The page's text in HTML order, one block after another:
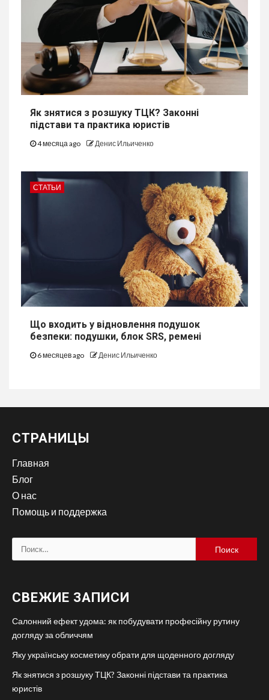
Як знятися з розшуку ТЦК? Законні
підстави та практика юристів
4 месяца ago Денис Ильиченко
СТАТЬИ
Що входить у відновлення подушок
безпеки: подушки, блок SRS, ремені
6 месяцев ago Денис Ильиченко
СТРАНИЦЫ
Главная
Блог
О нас
Помощь и поддержка
Найти:
СВЕЖИЕ ЗАПИСИ
Салонний ефект удома: як побудувати професійну рутину
догляду за обличчям
Яку українську косметику обрати для щоденного догляду
Як знятися з розшуку ТЦК? Законні підстави та практика
юристів